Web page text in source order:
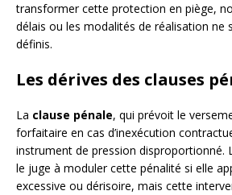
transformer cette protection en piège,
délais ou les modalités de réalisation ne
définis.
Les dérives des clauses
La clause pénale, qui prévoit le
forfaitaire en cas d’inexécution
instrument de pression disproportionné.
le juge à moduler cette pénalité si elle
excessive ou dérisoire, mais cette